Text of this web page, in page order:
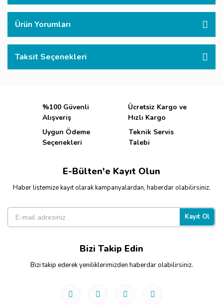
Ürün Yorumları
Taksit Seçenekleri
%100 Güvenli
Alışveriş
Ücretsiz Kargo ve
Hızlı Kargo
Uygun Ödeme
Seçenekleri
Teknik Servis
Talebi
E-Bülten'e Kayıt Olun
Haber listemize kayıt olarak kampanyalardan, haberdar olabilirsiniz.
Kayıt Ol
Bizi Takip Edin
Bizi takip ederek yeniliklerimizden haberdar olabilirsiniz.